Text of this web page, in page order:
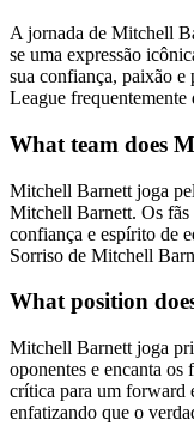
A jornada de Mitchell
se uma expressão
sua confiança, paixão
League
What team does
Mitchell Barnett joga
Mitchell Barnett. Os fãs
confiança e espírito de
Sorriso de Mitchell
What position
Mitchell Barnett joga
oponentes e encanta os
crítica para um forward
enfatizando que o